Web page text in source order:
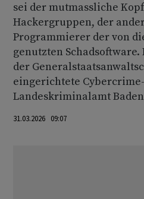
sei der mutmassliche
Hackergruppen, der
Programmierer der von
genutzten
der
eingerichtete
Landeskriminalamt
31.03.2026 09:07